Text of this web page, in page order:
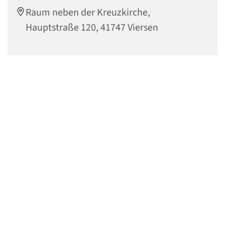
Raum neben der Kreuzkirche,
Hauptstraße 120, 41747 Viersen